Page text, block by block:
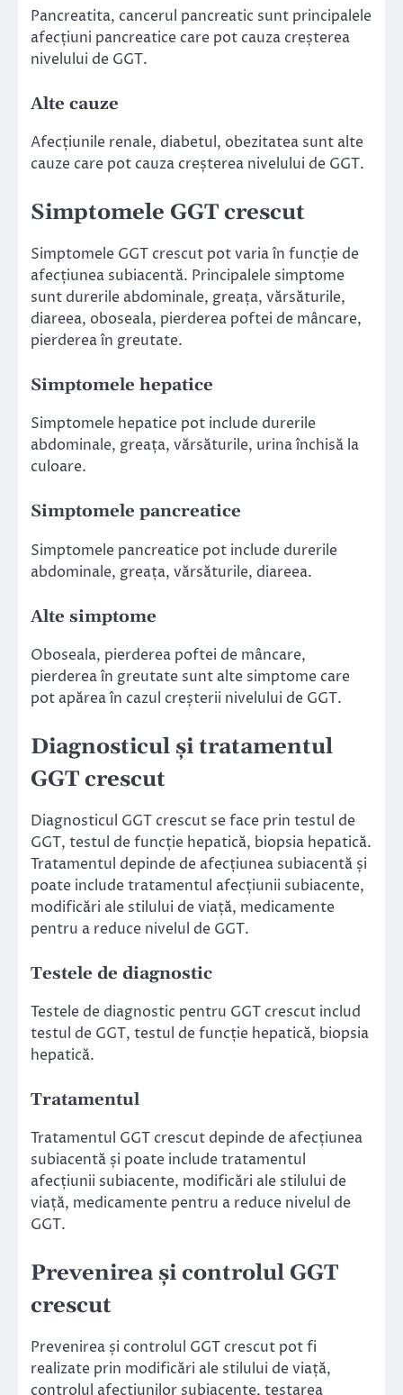
Pancreatita, cancerul pancreatic sunt principalele
afecțiuni pancreatice care pot cauza creșterea
nivelului de GGT.
Alte cauze
Afecțiunile renale, diabetul, obezitatea sunt alte
cauze care pot cauza creșterea nivelului de GGT.
Simptomele GGT crescut
Simptomele GGT crescut pot varia în funcție de
afecțiunea subiacentă. Principalele simptome
sunt durerile abdominale, greața, vărsăturile,
diareea, oboseala, pierderea poftei de mâncare,
pierderea în greutate.
Simptomele hepatice
Simptomele hepatice pot include durerile
abdominale, greața, vărsăturile, urina închisă la
culoare.
Simptomele pancreatice
Simptomele pancreatice pot include durerile
abdominale, greața, vărsăturile, diareea.
Alte simptome
Oboseala, pierderea poftei de mâncare,
pierderea în greutate sunt alte simptome care
pot apărea în cazul creșterii nivelului de GGT.
Diagnosticul și tratamentul
GGT crescut
Diagnosticul GGT crescut se face prin testul de
GGT, testul de funcție hepatică, biopsia hepatică.
Tratamentul depinde de afecțiunea subiacentă și
poate include tratamentul afecțiunii subiacente,
modificări ale stilului de viață, medicamente
pentru a reduce nivelul de GGT.
Testele de diagnostic
Testele de diagnostic pentru GGT crescut includ
testul de GGT, testul de funcție hepatică, biopsia
hepatică.
Tratamentul
Tratamentul GGT crescut depinde de afecțiunea
subiacentă și poate include tratamentul
afecțiunii subiacente, modificări ale stilului de
viață, medicamente pentru a reduce nivelul de
GGT.
Prevenirea și controlul GGT
crescut
Prevenirea și controlul GGT crescut pot fi
realizate prin modificări ale stilului de viață,
controlul afecțiunilor subiacente, testarea